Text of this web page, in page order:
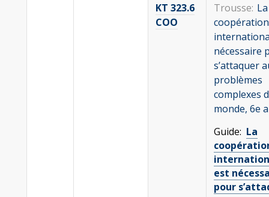
KT 323.6
COO
Trousse: La
coopération
nécessaire
s’attaquer
problèmes
complexes
monde, 6e
Guide: La
est
pour